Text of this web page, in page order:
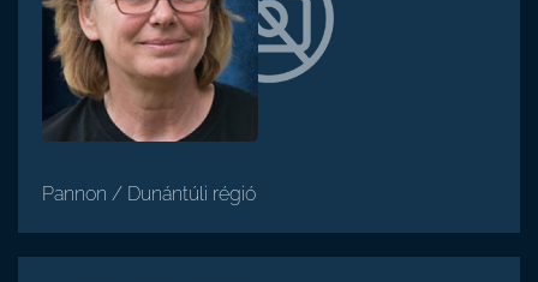
Pannon / Dunántúli régió